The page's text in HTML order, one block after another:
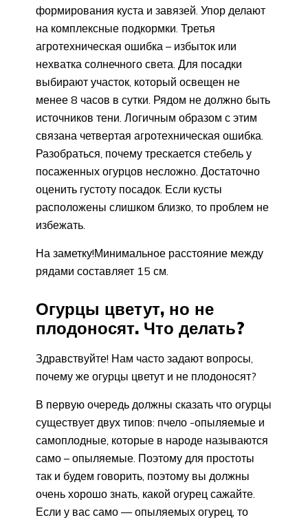
формирования куста и завязей. Упор делают
на комплексные подкормки. Третья
агротехническая ошибка – избыток или
нехватка солнечного света. Для посадки
выбирают участок, который освещен не
менее 8 часов в сутки. Рядом не должно быть
источников тени. Логичным образом с этим
связана четвертая агротехническая ошибка.
Разобраться, почему трескается стебель у
посаженных огурцов несложно. Достаточно
оценить густоту посадок. Если кусты
расположены слишком близко, то проблем не
избежать.
На заметку!Минимальное расстояние между
рядами составляет 15 см.
Огурцы цветут, но не
плодоносят. Что делать?
Здравствуйте! Нам часто задают вопросы,
почему же огурцы цветут и не плодоносят?
В первую очередь должны сказать что огурцы
существует двух типов: пчело -опыляемые и
самоплодные, которые в народе называются
само – опыляемые. Поэтому для простоты
так и будем говорить, поэтому вы должны
очень хорошо знать, какой огурец сажайте.
Если у вас само — опыляемых огурец, то